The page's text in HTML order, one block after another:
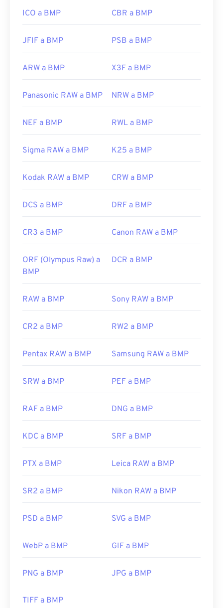
es/windows/win32/gdi/bitmaps
ICO a BMP CBR a BMP
JFIF a BMP PSB a BMP
ARW a BMP X3F a BMP
Panasonic RAW a BMP NRW a BMP
NEF a BMP RWL a BMP
Sigma RAW a BMP K25 a BMP
Kodak RAW a BMP CRW a BMP
DCS a BMP DRF a BMP
CR3 a BMP Canon RAW a BMP
ORF (Olympus Raw) a
BMP
DCR a BMP
RAW a BMP Sony RAW a BMP
CR2 a BMP RW2 a BMP
Pentax RAW a BMP Samsung RAW a BMP
SRW a BMP PEF a BMP
RAF a BMP DNG a BMP
KDC a BMP SRF a BMP
PTX a BMP Leica RAW a BMP
SR2 a BMP Nikon RAW a BMP
PSD a BMP SVG a BMP
WebP a BMP GIF a BMP
PNG a BMP JPG a BMP
TIFF a BMP